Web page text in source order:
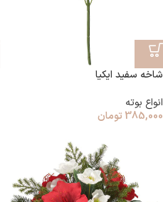
شاخه سفید ایکیا
انواع بوته
385,000 تومان